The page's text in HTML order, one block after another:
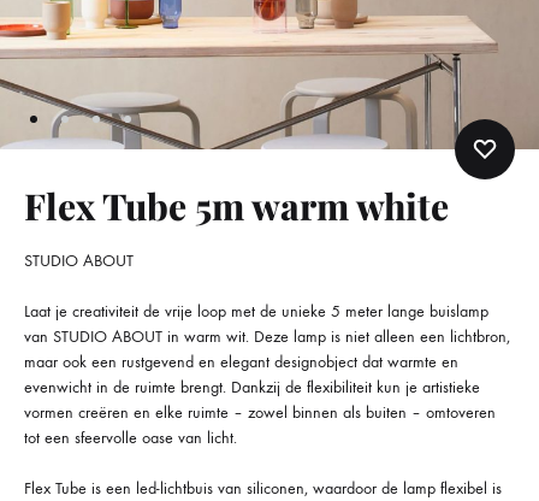
Flex Tube 5m warm white
STUDIO ABOUT
Laat je creativiteit de vrije loop met de unieke 5 meter lange buislamp
van STUDIO ABOUT in warm wit. Deze lamp is niet alleen een lichtbron,
maar ook een rustgevend en elegant designobject dat warmte en
evenwicht in de ruimte brengt. Dankzij de flexibiliteit kun je artistieke
vormen creëren en elke ruimte – zowel binnen als buiten – omtoveren
tot een sfeervolle oase van licht.
Flex Tube is een led-lichtbuis van siliconen, waardoor de lamp flexibel is